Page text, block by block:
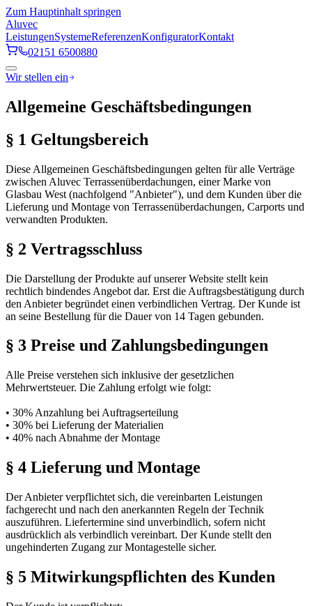
Zum Hauptinhalt springen
Aluvec
LeistungenSystemeReferenzenKonfiguratorKontakt
02151 6500880
Wir stellen ein
Allgemeine Geschäftsbedingungen
§ 1 Geltungsbereich
Diese Allgemeinen Geschäftsbedingungen gelten für alle Verträge
zwischen Aluvec Terrassenüberdachungen, einer Marke von
Glasbau West (nachfolgend "Anbieter"), und dem Kunden über die
Lieferung und Montage von Terrassenüberdachungen, Carports und
verwandten Produkten.
§ 2 Vertragsschluss
Die Darstellung der Produkte auf unserer Website stellt kein
rechtlich bindendes Angebot dar. Erst die Auftragsbestätigung durch
den Anbieter begründet einen verbindlichen Vertrag. Der Kunde ist
an seine Bestellung für die Dauer von 14 Tagen gebunden.
§ 3 Preise und Zahlungsbedingungen
Alle Preise verstehen sich inklusive der gesetzlichen
Mehrwertsteuer. Die Zahlung erfolgt wie folgt:
• 30% Anzahlung bei Auftragserteilung
• 30% bei Lieferung der Materialien
• 40% nach Abnahme der Montage
§ 4 Lieferung und Montage
Der Anbieter verpflichtet sich, die vereinbarten Leistungen
fachgerecht und nach den anerkannten Regeln der Technik
auszuführen. Liefertermine sind unverbindlich, sofern nicht
ausdrücklich als verbindlich vereinbart. Der Kunde stellt den
ungehinderten Zugang zur Montagestelle sicher.
§ 5 Mitwirkungspflichten des Kunden